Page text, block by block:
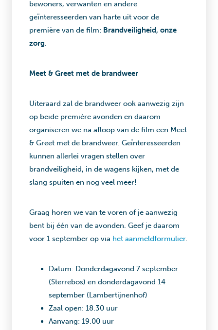
bewoners, verwanten en andere
geïnteresseerden van harte uit voor de
première van de film: Brandveiligheid, onze
zorg.
Meet & Greet met de brandweer
Uiteraard zal de brandweer ook aanwezig zijn
op beide première avonden en daarom
organiseren we na afloop van de film een Meet
& Greet met de brandweer. Geïnteresseerden
kunnen allerlei vragen stellen over
brandveiligheid, in de wagens kijken, met de
slang spuiten en nog veel meer!
Graag horen we van te voren of je aanwezig
bent bij één van de avonden. Geef je daarom
voor 1 september op via het aanmeldformulier.
Datum: Donderdagavond 7 september
(Sterrebos) en donderdagavond 14
september (Lambertijnenhof)
Zaal open: 18.30 uur
Aanvang: 19.00 uur